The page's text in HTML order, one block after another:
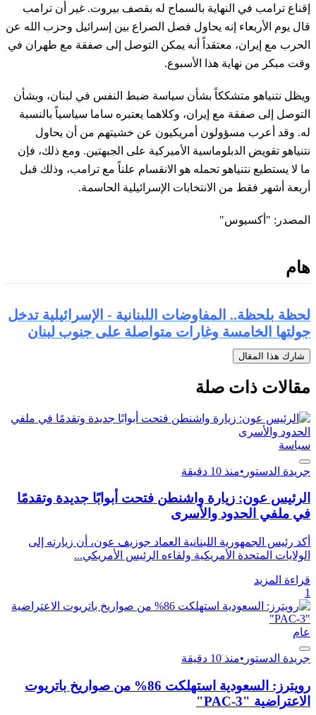
إقناع ترامب في النهاية بالسماح له بقصف بيروت. غير أن ترامب
قال يوم الأربعاء إنه يحاول فصل الصراع بين إسرائيل وحزب الله عن
الحرب مع إيران، معتقداً أنه يمكن التوصل إلى صفقة مع طهران في
وقت مبكر من نهاية هذا الأسبوع.
ويظل نتنياهو متشككاً بشأن سياسة ضبط النفس في لبنان، وبشأن
التوصل إلى صفقة مع إيران، وكلاهما يعتبره ساما سياسياً بالنسبة
له. وقد أعرب مسؤولون أمريكيون عن خشيتهم من أن يحاول
نتنياهو تقويض الدبلوماسية الأميركية على الجبهتين. ومع ذلك، فإن
ما لا يستطيع نتنياهو تحمله هو الانقسام علناً مع ترامب، وذلك قبل
أربعة أشهر فقط من الانتخابات الإسرائيلية الحاسمة.
المصدر: "أكسيوس"
هام
لحظة بلحظة.. المفاوضات اللبنانية - الإسرائيلية تدخل
جولتها الخامسة وغارات متواصلة على جنوب لبنان
شارك هذا المقال
مقالات ذات صلة
سياسة
جريدة الدستور •منذ 10 دقيقة
الرئيس عون: زيارة واشنطن فتحت أبوابًا جديدة وتقدمًا
في ملفي الحدود والأسرى
أكد رئيس الجمهورية اللبنانية العماد جوزيف عون، أن زيارته إلى
الولايات المتحدة الأمريكية ولقاءه الرئيس الأمريكي...
قراءة المزيد
1
عام
جريدة الدستور •منذ 10 دقيقة
رويترز: السعودية استهلكت 86% من صواريخ باتريوت
الاعتراضية "PAC-3"